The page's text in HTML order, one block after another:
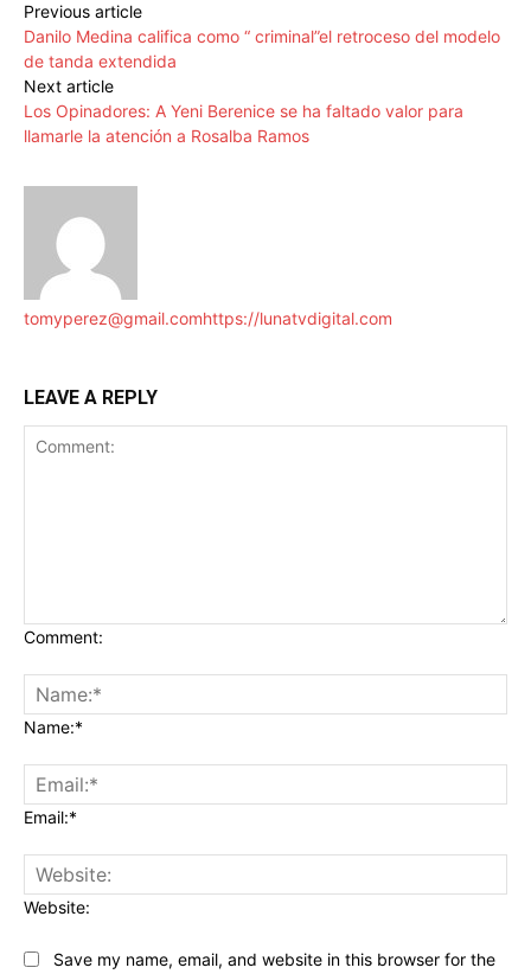
Previous article
Danilo Medina califica como “ criminal”el retroceso del modelo
de tanda extendida
Next article
Los Opinadores: A Yeni Berenice se ha faltado valor para
llamarle la atención a Rosalba Ramos
tomyperez@gmail.comhttps://lunatvdigital.com
LEAVE A REPLY
Comment:
Name:*
Email:*
Website:
Save my name, email, and website in this browser for the